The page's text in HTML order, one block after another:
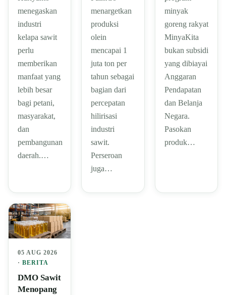
menegaskan
industri
kelapa sawit
perlu
memberikan
manfaat yang
lebih besar
bagi petani,
masyarakat,
dan
pembangunan
daerah.…
menargetkan
produksi
olein
mencapai 1
juta ton per
tahun sebagai
bagian dari
percepatan
hilirisasi
industri
sawit.
Perseroan
juga…
minyak
goreng rakyat
MinyaKita
bukan subsidi
yang dibiayai
Anggaran
Pendapatan
dan Belanja
Negara.
Pasokan
produk…
05 AUG 2026
· BERITA
DMO Sawit
Menopang